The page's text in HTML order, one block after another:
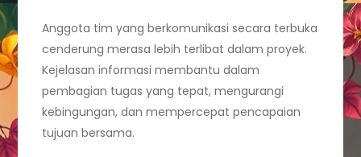
Anggota tim yang berkomunikasi secara terbuka
cenderung merasa lebih terlibat dalam proyek.
Kejelasan informasi membantu dalam
pembagian tugas yang tepat, mengurangi
kebingungan, dan mempercepat pencapaian
tujuan bersama.